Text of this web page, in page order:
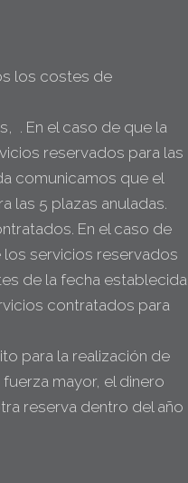
los costes de
. En el caso de que la
reservados para las
comunicamos que el
las 5 plazas anuladas.
En el caso de
los servicios reservados
de la fecha establecida
contratados para
para la realización de
mayor, el dinero
reserva dentro del año